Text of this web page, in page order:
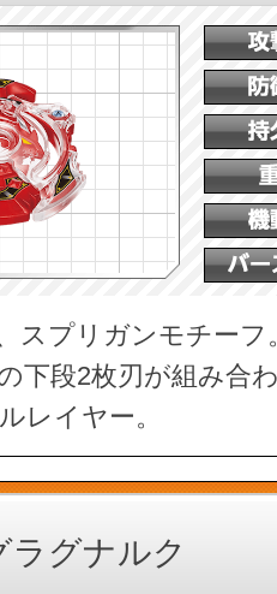
スプリガンモチーフ
下段2枚刃が組み合
レイヤー。
ラグナルク